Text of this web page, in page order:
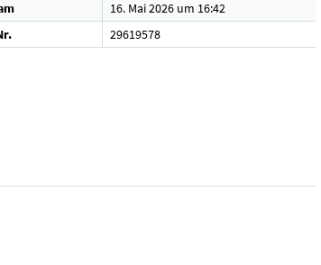
16. Mai 2026 um 16:42
29619578